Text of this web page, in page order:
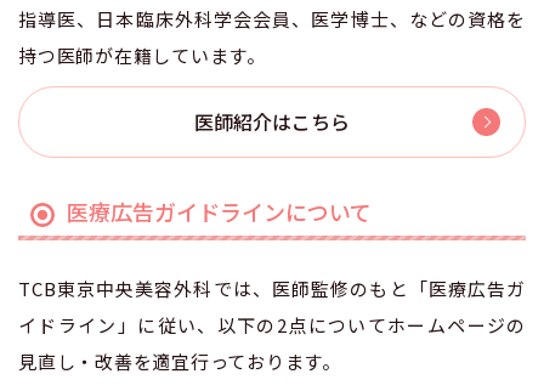
指導医、日本臨床外科学会会員、医学博士、などの資格を
持つ医師が在籍しています。
医師紹介はこちら
医療広告ガイドラインについて
TCB東京中央美容外科では、医師監修のもと「医療広告ガ
イドライン」に従い、以下の2点についてホームページの
見直し・改善を適宜行っております。